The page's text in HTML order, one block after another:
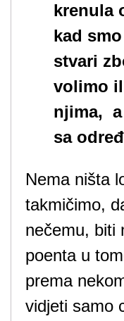
krenula
kad
stvari
volimo
njima,
sa
Nema ništa
takmičimo,
nečemu, biti
poenta u
prema
vidjeti samo